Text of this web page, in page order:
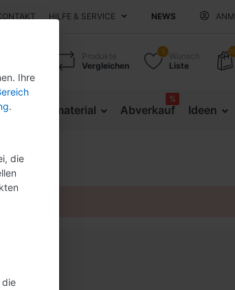
HILFE & SERVICE NEWS
Produkte
Vergleichen
5
Wunsch
Liste
Messematerial Abverkauf
%
Ideen
Ihre
.
die
die